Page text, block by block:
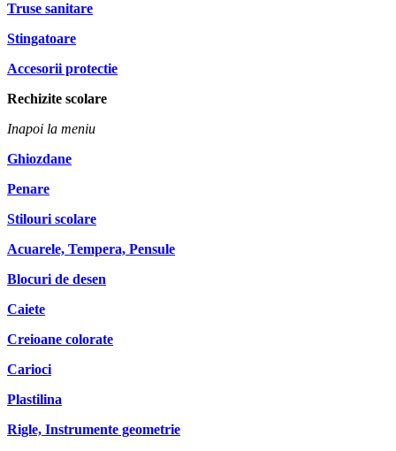
Truse sanitare
Stingatoare
Accesorii protectie
Rechizite scolare
Inapoi la meniu
Ghiozdane
Penare
Stilouri scolare
Acuarele, Tempera, Pensule
Blocuri de desen
Caiete
Creioane colorate
Carioci
Plastilina
Rigle, Instrumente geometrie